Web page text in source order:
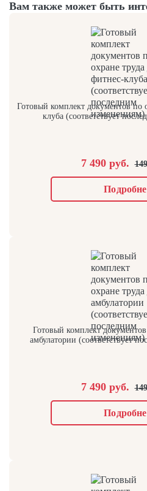
Вам также может быть
Готовый комплект документов по
клуба (соответствует
7 490 руб.
Готовый комплект
амбулатории (соответствует
7 490 руб.